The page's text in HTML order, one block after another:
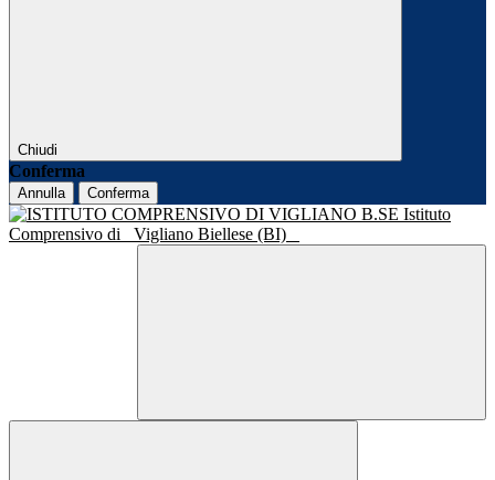
Chiudi
Conferma
Annulla Conferma
Istituto
Comprensivo di
Vigliano Biellese (BI)